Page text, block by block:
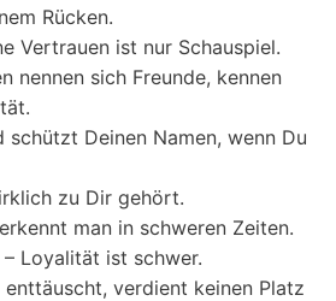
Rücken.
Vertrauen ist nur Schauspiel.
nennen sich Freunde, kennen
schützt Deinen Namen, wenn Du
zu Dir gehört.
man in schweren Zeiten.
Loyalität ist schwer.
verdient keinen Platz